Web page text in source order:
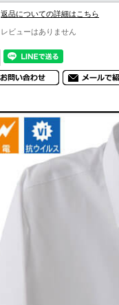
返品についての詳細はこちら
レビューはありません